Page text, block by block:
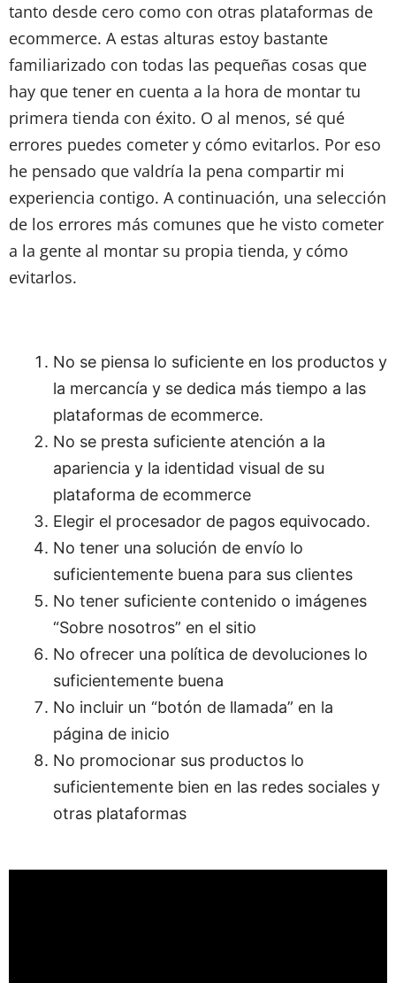
tanto desde cero como con otras plataformas de
ecommerce. A estas alturas estoy bastante
familiarizado con todas las pequeñas cosas que
hay que tener en cuenta a la hora de montar tu
primera tienda con éxito. O al menos, sé qué
errores puedes cometer y cómo evitarlos. Por eso
he pensado que valdría la pena compartir mi
experiencia contigo. A continuación, una selección
de los errores más comunes que he visto cometer
a la gente al montar su propia tienda, y cómo
evitarlos.
No se piensa lo suficiente en los productos y
la mercancía y se dedica más tiempo a las
plataformas de ecommerce.
No se presta suficiente atención a la
apariencia y la identidad visual de su
plataforma de ecommerce
Elegir el procesador de pagos equivocado.
No tener una solución de envío lo
suficientemente buena para sus clientes
No tener suficiente contenido o imágenes
“Sobre nosotros” en el sitio
No ofrecer una política de devoluciones lo
suficientemente buena
No incluir un “botón de llamada” en la
página de inicio
No promocionar sus productos lo
suficientemente bien en las redes sociales y
otras plataformas